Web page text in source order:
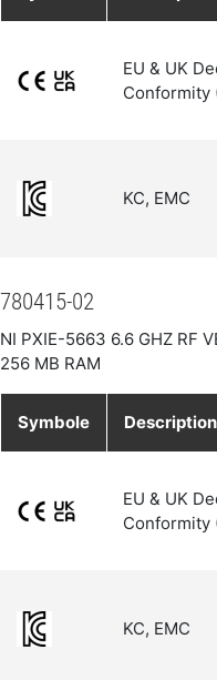
EU & UK
Conformity
KC, EMC
780415-02
NI PXIE-5663 6.6 GHZ RF
256 MB RAM
Symbole Description
EU & UK
Conformity
KC, EMC